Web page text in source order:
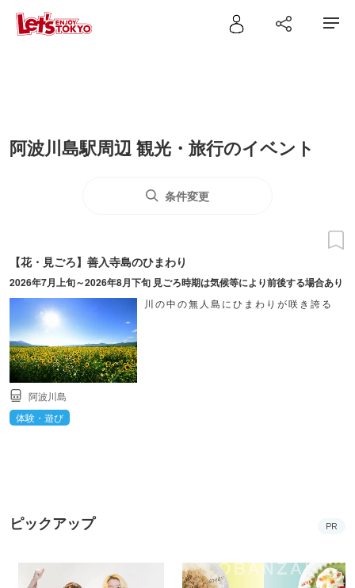
阿波川島駅周辺 観光・旅行のイベント
条件変更
【花・見ごろ】善入寺島のひまわり
2026年7月上旬～2026年8月下旬 見ごろ時期は気候等により前後する場合あり
川の中の無人島にひまわりが咲き誇る
阿波川島
体験・遊び
ピックアップ PR